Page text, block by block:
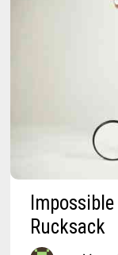
Rucksack